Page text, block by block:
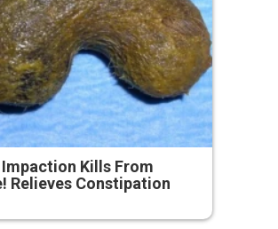
Kills From
Relieves Constipation